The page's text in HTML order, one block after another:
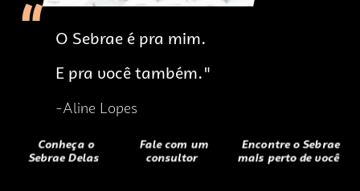
O Sebrae é pra mim.
E pra você também."
-Aline Lopes
Conheça o
SebraeDelas
Fale com um
consultor
Encontre o Sebrae
mais perto de você